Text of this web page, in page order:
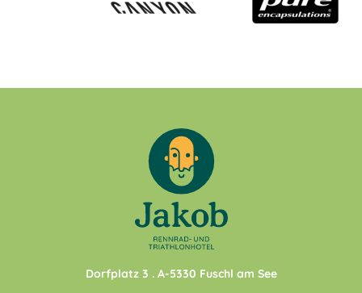
Dorfplatz 3 . A-5330 Fuschl am See